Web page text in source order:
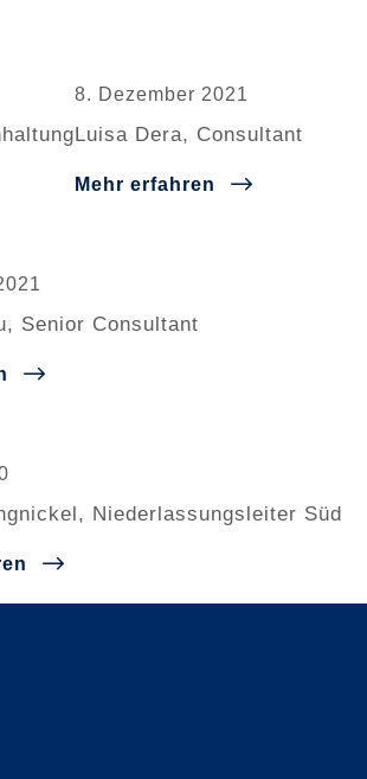
8. Dezember 2021
Luisa Dera, Consultant
Mehr erfahren
Senior Consultant
Niederlassungsleiter Süd